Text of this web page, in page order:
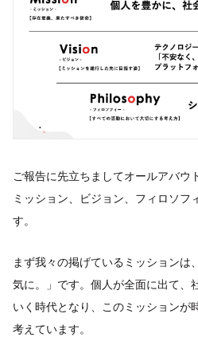
ご報告に先立ちましてオールアバウ
ミッション、ビジョン、フィロソフ
す。
まず我々の掲げているミッションは
気に。」です。個人が全面に出て、
いく時代となり、このミッションが
考えています。